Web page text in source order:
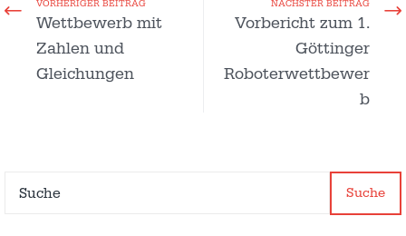
VORHERIGER BEITRAG
Wettbewerb mit
Zahlen und
Gleichungen
NÄCHSTER BEITRAG
Vorbericht zum 1.
Göttinger
Roboterwettbewer
b
Suche